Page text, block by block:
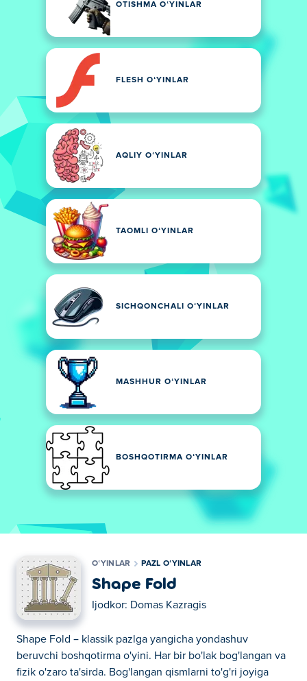
OTISHMA OʻYINLAR
FLESH OʻYINLAR
AQLIY OʻYINLAR
TAOMLI OʻYINLAR
SICHQONCHALI OʻYINLAR
MASHHUR OʻYINLAR
BOSHQOTIRMA OʻYINLAR
OʻYINLAR PAZL OʻYINLAR
Shape Fold
Ijodkor: Domas Kazragis
Shape Fold – klassik pazlga yangicha yondashuv
beruvchi boshqotirma o'yini. Har bir bo'lak bog'langan va
fizik o'zaro ta'sirda. Bog'langan qismlarni to'g'ri joyiga